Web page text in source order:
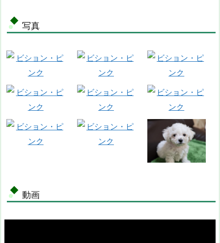
写真
動画